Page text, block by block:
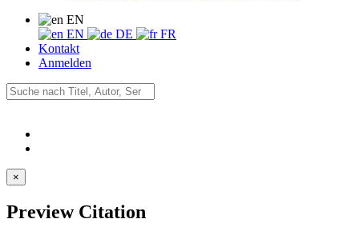
EN
EN
DE
FR
Kontakt
Anmelden
×
Preview Citation